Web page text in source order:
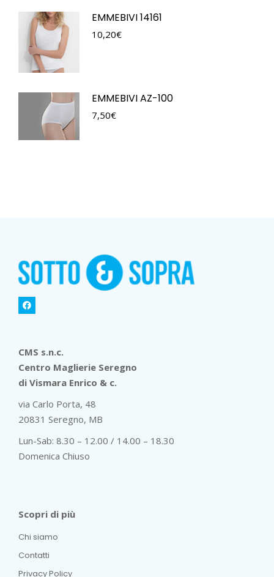
EMMEBIVI 14161
10,20€
EMMEBIVI AZ-100
7,50€
CMS s.n.c.
Centro Maglierie Seregno
di Vismara Enrico & c.
via Carlo Porta, 48
20831 Seregno, MB
Lun-Sab: 8.30 – 12.00 / 14.00 – 18.30
Domenica Chiuso
Scopri di più
Chi siamo
Contatti
Privacy Policy